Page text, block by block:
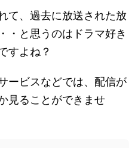
て、過去に放送された放
・と思うのはドラマ好き
すよね？
ービスなどでは、配信が
見ることができませ